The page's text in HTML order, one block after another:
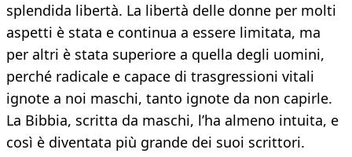
splendida libertà. La libertà delle donne per molti
aspetti è stata e continua a essere limitata, ma
per altri è stata superiore a quella degli uomini,
perché radicale e capace di trasgressioni vitali
ignote a noi maschi, tanto ignote da non capirle.
La Bibbia, scritta da maschi, l’ha almeno intuita, e
così è diventata più grande dei suoi scrittori.